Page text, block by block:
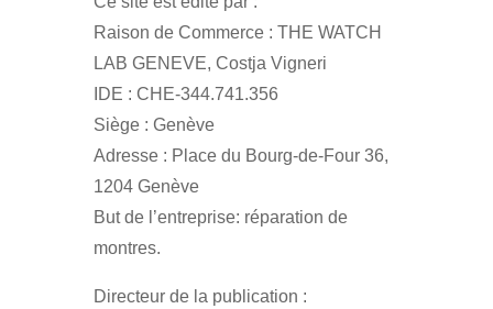
Raison de Commerce : THE WATCH
LAB GENEVE, Costja Vigneri
IDE : CHE-344.741.356
Siège : Genève
Adresse : Place du Bourg-de-Four 36,
1204 Genève
But de l’entreprise: réparation de
montres.
Directeur de la publication :